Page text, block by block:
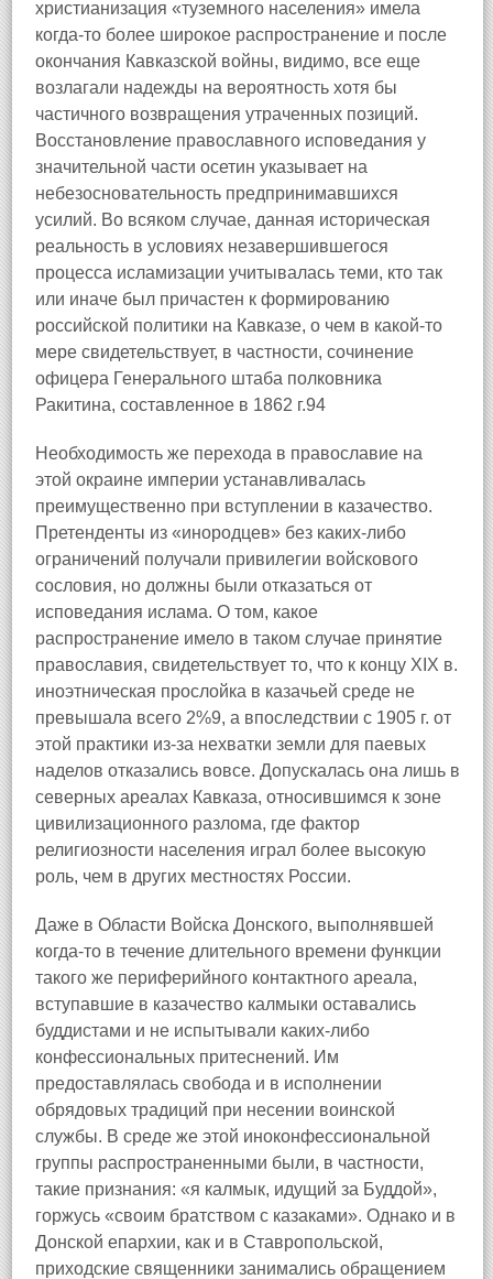
христианизация «туземного населения» имела
когда-то более широкое распространение и после
окончания Кавказской войны, видимо, все еще
возлагали надежды на вероятность хотя бы
частичного возвращения утраченных позиций.
Восстановление православного исповедания у
значительной части осетин указывает на
небезосновательность предпринимавшихся
усилий. Во всяком случае, данная историческая
реальность в условиях незавершившегося
процесса исламизации учитывалась теми, кто так
или иначе был причастен к формированию
российской политики на Кавказе, о чем в какой-то
мере свидетельствует, в частности, сочинение
офицера Генерального штаба полковника
Ракитина, составленное в 1862 г.94
Необходимость же перехода в православие на
этой окраине империи устанавливалась
преимущественно при вступлении в казачество.
Претенденты из «инородцев» без каких-либо
ограничений получали привилегии войскового
сословия, но должны были отказаться от
исповедания ислама. О том, какое
распространение имело в таком случае принятие
православия, свидетельствует то, что к концу XIX в.
иноэтническая прослойка в казачьей среде не
превышала всего 2%9, а впоследствии с 1905 г. от
этой практики из-за нехватки земли для паевых
наделов отказались вовсе. Допускалась она лишь в
северных ареалах Кавказа, относившимся к зоне
цивилизационного разлома, где фактор
религиозности населения играл более высокую
роль, чем в других местностях России.
Даже в Области Войска Донского, выполнявшей
когда-то в течение длительного времени функции
такого же периферийного контактного ареала,
вступавшие в казачество калмыки оставались
буддистами и не испытывали каких-либо
конфессиональных притеснений. Им
предоставлялась свобода и в исполнении
обрядовых традиций при несении воинской
службы. В среде же этой иноконфессиональной
группы распространенными были, в частности,
такие признания: «я калмык, идущий за Буддой»,
горжусь «своим братством с казаками». Однако и в
Донской епархии, как и в Ставропольской,
приходские священники занимались обращением